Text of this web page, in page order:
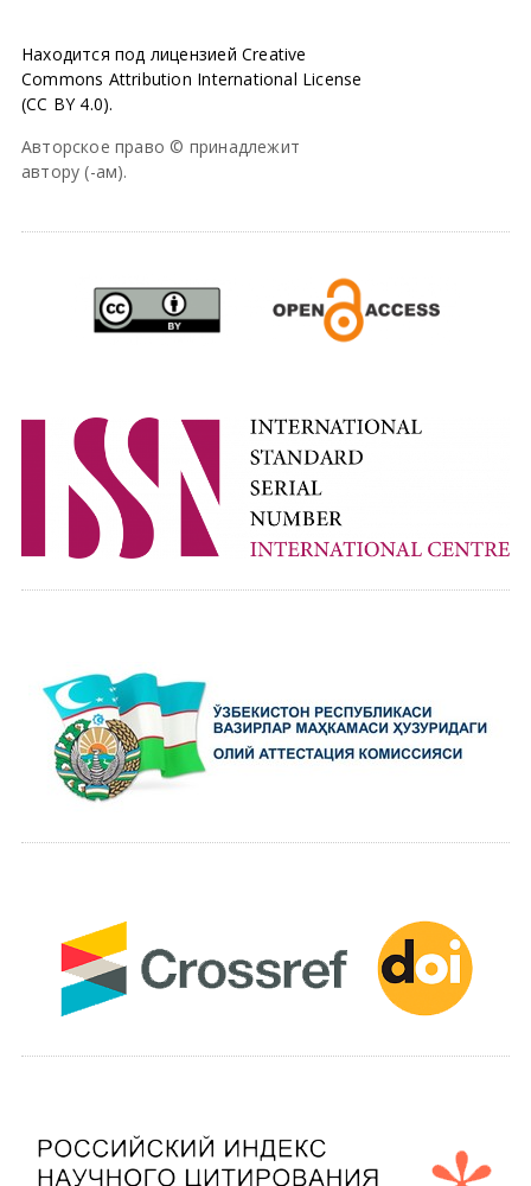
Находится под лицензией Creative
Commons Attribution International License
(CC BY 4.0).
Авторское право © принадлежит
автору (-ам).